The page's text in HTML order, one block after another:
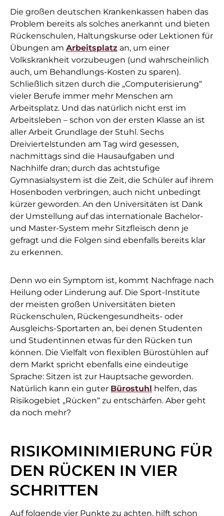
Die großen deutschen Krankenkassen haben das
Problem bereits als solches anerkannt und bieten
Rückenschulen, Haltungskurse oder Lektionen für
Übungen am Arbeitsplatz an, um einer
Volkskrankheit vorzubeugen (und wahrscheinlich
auch, um Behandlungs-Kosten zu sparen).
Schließlich sitzen durch die „Computerisierung“
vieler Berufe immer mehr Menschen am
Arbeitsplatz. Und das natürlich nicht erst im
Arbeitsleben – schon von der ersten Klasse an ist
aller Arbeit Grundlage der Stuhl. Sechs
Dreiviertelstunden am Tag wird gesessen,
nachmittags sind die Hausaufgaben und
Nachhilfe dran; durch das achtstufige
Gymnasialsystem ist die Zeit, die Schüler auf ihrem
Hosenboden verbringen, auch nicht unbedingt
kürzer geworden. An den Universitäten ist Dank
der Umstellung auf das internationale Bachelor-
und Master-System mehr Sitzfleisch denn je
gefragt und die Folgen sind ebenfalls bereits klar
zu erkennen.
Denn wo ein Symptom ist, kommt Nachfrage nach
Heilung oder Linderung auf. Die Sport-Institute
der meisten großen Universitäten bieten
Rückenschulen, Rückengesundheits- oder
Ausgleichs-Sportarten an, bei denen Studenten
und Studentinnen etwas für den Rücken tun
können. Die Vielfalt von flexiblen Bürostühlen auf
dem Markt spricht ebenfalls eine eindeutige
Sprache: Sitzen ist zur Hauptsache geworden.
Natürlich kann ein guter Bürostuhl helfen, das
Risikogebiet „Rücken“ zu entschärfen. Aber geht
da noch mehr?
RISIKOMINIMIERUNG FÜR
DEN RÜCKEN IN VIER
SCHRITTEN
Auf folgende vier Punkte zu achten, hilft schon